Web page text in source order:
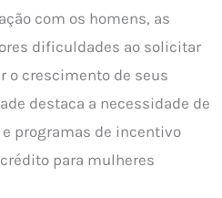
com os homens, as
dificuldades ao solicitar
o crescimento de seus
destaca a necessidade de
programas de incentivo
para mulheres